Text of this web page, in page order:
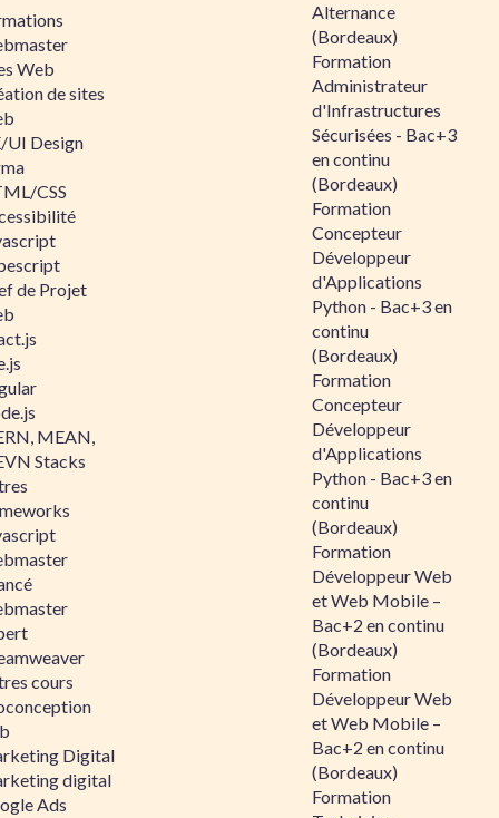
Web
de sites
UI Design
CSS
de Projet
MEAN,
Stacks
cours
Digital
digital
Ads
Alternance
(Bordeaux)
Formation
Administrateur
d'Infrastructures
Sécurisées - Bac+3
en continu
(Bordeaux)
Formation
Concepteur
Développeur
d'Applications
Python - Bac+3 en
continu
(Bordeaux)
Formation
Concepteur
Développeur
d'Applications
Python - Bac+3 en
continu
(Bordeaux)
Formation
Développeur Web
et Web Mobile –
Bac+2 en continu
(Bordeaux)
Formation
Développeur Web
et Web Mobile –
Bac+2 en continu
(Bordeaux)
Formation